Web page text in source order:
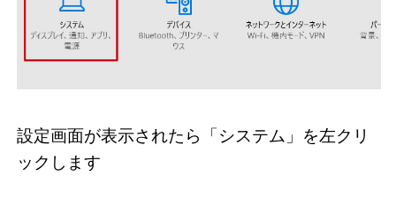
設定画面が表示されたら「システム」を左クリ
ックします